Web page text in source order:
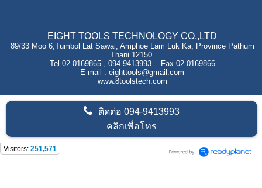
EIGHT TOOLS TECHNOLOGY CO.,LTD
89/33 Moo 6,Tumbol Lat Sawai, Amphoe Lam Luk Ka, Province Pathum
Thani 12150
Tel.02-0169865 , 094-9413993 Fax.02-0169866
E-mail : eighttools@gmail.com
www.8toolstech.com
ติดต่อ 094-9413993
คลิกเพื่อโทร
Visitors: 251,571